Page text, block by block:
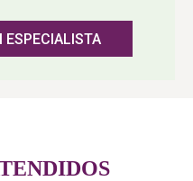
ESPECIALISTA